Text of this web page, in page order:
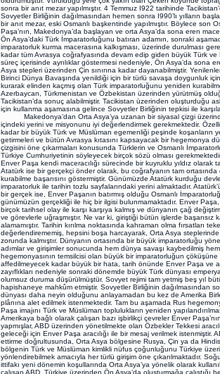
sonra bir anıt mezar yapılmıştır. 4 Temmuz I922 tarihinde
Sovyetler Birliğinin dağılmasından hemen sonra I990’lı yılların
bir anıt mezar, eski Osmanlı başkentinde yapılmıştır. Böylece son
Paşa’nın, Makedonya’da başlayan ve orta Asya’da sona eren
Ön Asya’daki Türk İmparatorluğunu batıran adamın, sonraki
imparatorluk kurma macerasına kalkışması, üzerinde durulması
kadar tüm Avrasya coğrafyasında devam edip giden büyük Türk ve
süreç içerisinde ayrılıklar göstermesi nedeniyle, Ön Asya’da sona
Asya stepleri üzerinden Çin sınırına kadar dayanabilmiştir.
Birinci Dünya Bavaşında yenildiği için bir türlü savaşa doygunluk
kurarak elinden kaçmış olan Türk imparatorluğunu yeniden
Azerbaycan, Türkmenistan ve Özbekistan üzerinden yürütmüş
Tacikistan’da sonuç alabilmiştir. Tacikistan üzerinden oluşturduğu
için kullanma aşamasına gelince Sovyetler Birliğinin tepkisi ile
Makedonya’dan Orta Asya’ya uzanan bir siyasal çizgi
içindeki yerini ve misyonunu iyi değerlendirmek gerekmektedir.
kadar bir büyük Türk ve Müslüman egemenliği peşinde koşanların
getirmeleri ve bütün Avrasya kıtasını kapsayacak bir hegemonya
çizgisini öne çıkarmaları konusunda Türklerin ve Osmanlı
Türkiye Cumhuriyetinin söyleyecek birçok sözü olması
Enver Paşa kendi maceracılığı sürecinde bir kuyruklu yıldız olarak
Atatürk ise bir gerçekçi önder olarak, bu coğrafyanın tam ortasında
kurabilme başarısını göstermiştir. Günümüzde Atatürk kurduğu
imparatorluk ile tarihin tozlu sayfalarındaki yerini almaktadır.
bir gerçek ise, Enver Paşanın batırmış olduğu Osmanlı
günümüzün gerçekliği ile hiç bir ilgisi bulunmamaktadır. Enver
birçok tarihsel olay ile karşı karşıya kalmış ve dünyanın çağ
ve görevlerle uğraşmıştır. Ne var ki, giriştiği bütün işlerde başarısız
alamamıştır. Tarihin kırılma noktasında kahraman olma fırsatları
değerlendirememiş, hepsini boşa harcayarak, Orta Asya
zorunda kalmıştır. Dünyanın ortasında bir büyük imparatorluğu
adımlar ve girişimler sonucunda hem dünya savaşı kaybedilmiş
hegemonyasının temsilcisi olan büyük bir imparatorluğun çöküşüne
affedilmeyecek kadar büyük bir hata, tarih önünde Enver Paşa ve
zayıflıkları nedeniyle sonraki dönemde büyük Türk dünyası
olumsuz duruma düşürülmüştür. Sovyet rejimi tam yetmiş beş yıl
hapishaneye mahkûm etmiştir. Sovyetler Birliğinin dağılmasından
dünyası daha neyin olduğunu anlayamadan bu kez de Amerika
plânına alet edilmek istenmektedir. Tam bu aşamada Rus
Paşa imajını Türk ve Müslüman toplulukların yeniden
Amerikaya bağlı olarak çalışan bazı işbirlikçi çevreler Enver
yapmışlar, ABD üzerinden yönetilmekte olan Özbekler Tekkesi
geleceği için Enver Paşa aracılığı ile bir mesaj verilmek istenmiştir.
ettirme doğrultusunda, Orta Asya bölgesine Rusya, Çin ya da
bölgenin Türk ve Müslüman kimlikli nüfus çoğunluğunu Türkiye
yönlendirebilmek amacıyla her türlü girişim öne çıkarılmaktadır.
ittifakı yeni dönemin koşullarında Orta Asya’ya yönelik olarak
çalışan ABD, Türkiye üzerinden Ön Asya’da oluşturmağa